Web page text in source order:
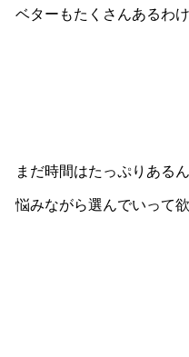
ベターもたくさんあるわけ
まだ時間はたっぷりある
悩みながら選んでいって